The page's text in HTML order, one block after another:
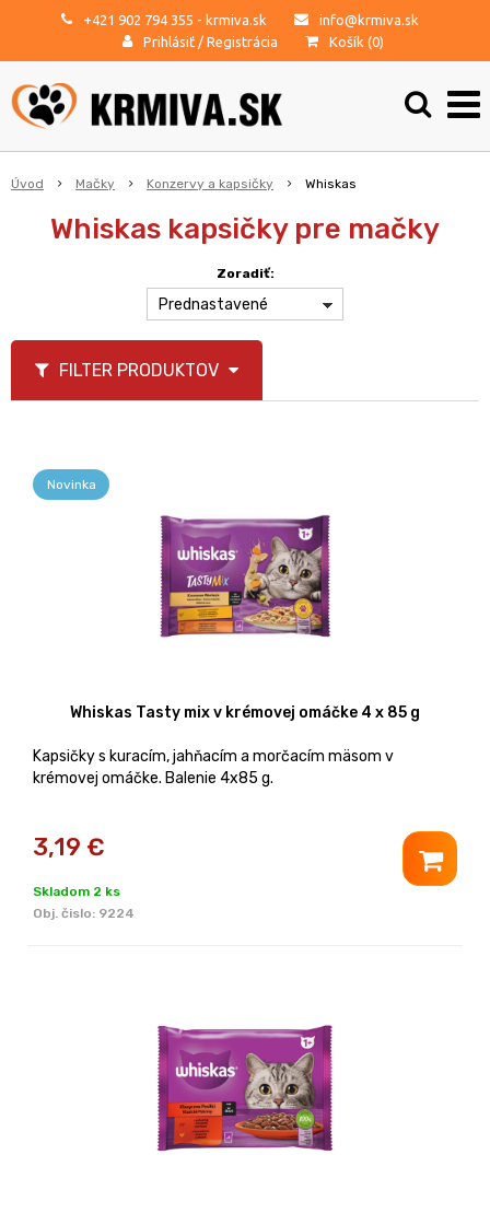
+421 902 794 355 - krmiva.sk
info@krmiva.sk
Prihlásiť / Registrácia Košík (0)
Úvod Mačky Konzervy a kapsičky Whiskas
Whiskas kapsičky pre mačky
Zoradiť:
Prednastavené
FILTER PRODUKTOV
Novinka
Whiskas Tasty mix v krémovej omáčke 4 x 85 g
Kapsičky s kuracím, jahňacím a morčacím mäsom v
krémovej omáčke. Balenie 4x85 g.
3,19 €
Skladom 2 ks
Obj. čislo: 9224